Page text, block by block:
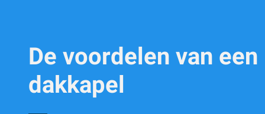
De voordelen van
dakkapel